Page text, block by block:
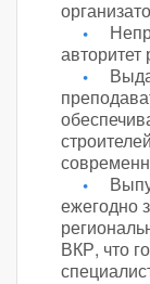
ежегодно
ВКР, что